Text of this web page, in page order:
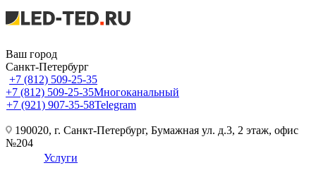
Ваш город
Санкт-Петербург
+7 (812) 509-25-35
+7 (812) 509-25-35Многоканальный
+7 (921) 907-35-58Telegram
190020, г. Санкт-Петербург, Бумажная ул. д.3, 2 этаж, офис
№204
Услуги